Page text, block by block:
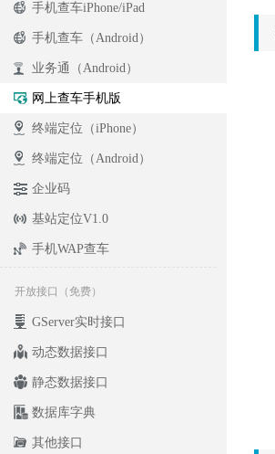
手机查车iPhone/iPad
手机查车（Android）
业务通（Android）
网上查车手机版
终端定位（iPhone）
终端定位（Android）
企业码
基站定位V1.0
手机WAP查车
开放接口（免费）
GServer实时接口
动态数据接口
静态数据接口
数据库字典
其他接口